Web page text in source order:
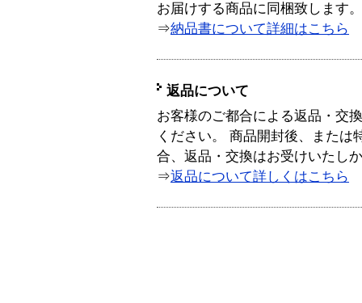
お届けする商品に同梱致します。
⇒納品書について詳細はこちら
返品について
お客様のご都合による返品・交
ください。 商品開封後、または
合、返品・交換はお受けいたし
⇒返品について詳しくはこちら